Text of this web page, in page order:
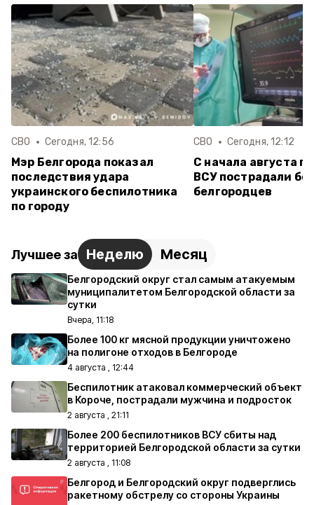
СВО Сегодня, 12:56
Мэр Белгорода показал
последствия удара
украинского беспилотника
по городу
СВО Сегодня, 12:12
С начала августа
ВСУ пострадали
белгородцев
Лучшее за Неделю Месяц
Белгородский округ стал самым атакуемым
муниципалитетом Белгородской области за
сутки
Вчера, 11:18
Более 100 кг мясной продукции уничтожено
на полигоне отходов в Белгороде
4 августа , 12:44
Беспилотник атаковал коммерческий объект
в Короче, пострадали мужчина и подросток
2 августа , 21:11
Более 200 беспилотников ВСУ сбиты над
территорией Белгородской области за сутки
2 августа , 11:08
Белгород и Белгородский округ подверглись
ракетному обстрелу со стороны Украины